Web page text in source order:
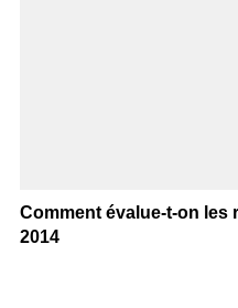
Comment évalue-t-on les
2014